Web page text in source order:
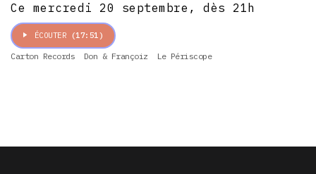
Ce mercredi 20 septembre, dès 21h
ÉCOUTER (17:51)
Carton Records Don & Françoiz Le Périscope